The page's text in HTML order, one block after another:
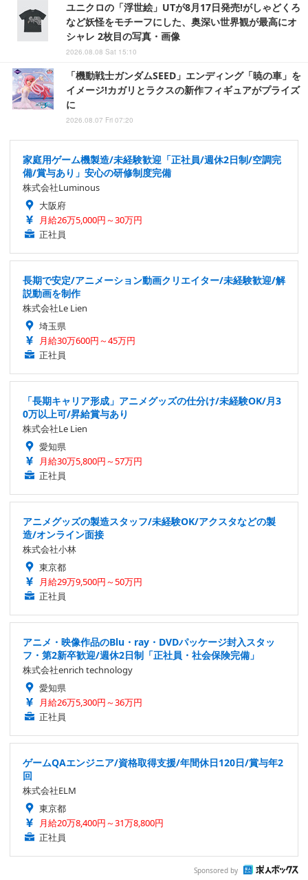
ユニクロの「浮世絵」UTが8月17日発売!がしゃどくろ
など妖怪をモチーフにした、奥深い世界観が最高にオ
シャレ 2枚目の写真・画像
2026.08.08 Sat 15:10
「機動戦士ガンダムSEED」エンディング「暁の車」を
イメージ!カガリとラクスの新作フィギュアがプライズ
に
2026.08.07 Fri 07:20
家庭用ゲーム機製造/未経験歓迎「正社員/週休2日制/空調完
備/賞与あり」安心の研修制度完備
株式会社Luminous
大阪府
月給26万5,000円～30万円
正社員
長期で安定/アニメーション動画クリエイター/未経験歓迎/解
説動画を制作
株式会社Le Lien
埼玉県
月給30万600円～45万円
正社員
「長期キャリア形成」アニメグッズの仕分け/未経験OK/月3
0万以上可/昇給賞与あり
株式会社Le Lien
愛知県
月給30万5,800円～57万円
正社員
アニメグッズの製造スタッフ/未経験OK/アクスタなどの製
造/オンライン面接
株式会社小林
東京都
月給29万9,500円～50万円
正社員
アニメ・映像作品のBlu・ray・DVDパッケージ封入スタッ
フ・第2新卒歓迎/週休2日制「正社員・社会保険完備」
株式会社enrich technology
愛知県
月給26万5,300円～36万円
正社員
ゲームQAエンジニア/資格取得支援/年間休日120日/賞与年2
回
株式会社ELM
東京都
月給20万8,400円～31万8,800円
正社員
Sponsored by